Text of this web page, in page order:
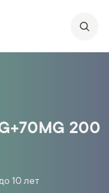
200
10 лет